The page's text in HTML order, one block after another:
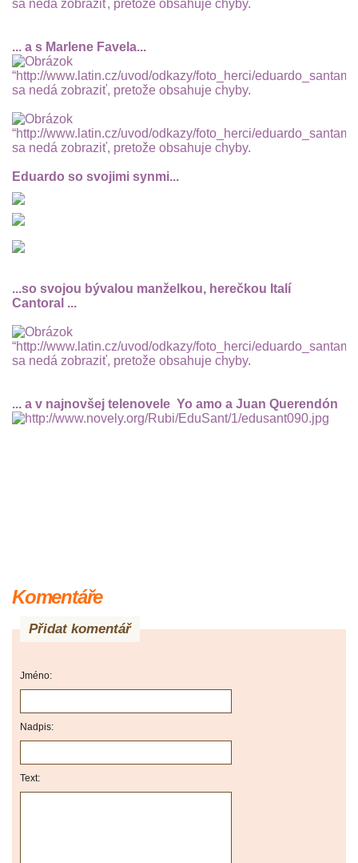
... a s Marlene Favela...
Eduardo so svojimi synmi...
...so svojou bývalou manželkou, herečkou Italí
Cantoral ...
... a v najnovšej telenovele Yo amo a Juan Querendón
Komentáře
Přidat komentář
Jméno:
Nadpis:
Text: